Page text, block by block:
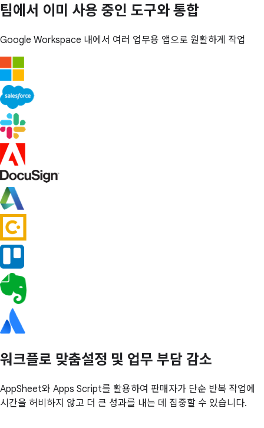
팀에서 이미 사용 중인 도구와 통합
Google Workspace 내에서 여러 업무용 앱으로 원활하게 작업
워크플로 맞춤설정 및 업무 부담 감소
AppSheet와 Apps Script를 활용하여 판매자가 단순 반복 작업에
시간을 허비하지 않고 더 큰 성과를 내는 데 집중할 수 있습니다.